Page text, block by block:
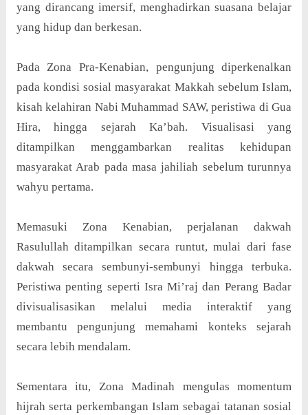
yang dirancang imersif, menghadirkan suasana belajar
yang hidup dan berkesan.
Pada Zona Pra-Kenabian, pengunjung diperkenalkan
pada kondisi sosial masyarakat Makkah sebelum Islam,
kisah kelahiran Nabi Muhammad SAW, peristiwa di Gua
Hira, hingga sejarah Ka’bah. Visualisasi yang
ditampilkan menggambarkan realitas kehidupan
masyarakat Arab pada masa jahiliah sebelum turunnya
wahyu pertama.
Memasuki Zona Kenabian, perjalanan dakwah
Rasulullah ditampilkan secara runtut, mulai dari fase
dakwah secara sembunyi-sembunyi hingga terbuka.
Peristiwa penting seperti Isra Mi’raj dan Perang Badar
divisualisasikan melalui media interaktif yang
membantu pengunjung memahami konteks sejarah
secara lebih mendalam.
Sementara itu, Zona Madinah mengulas momentum
hijrah serta perkembangan Islam sebagai tatanan sosial